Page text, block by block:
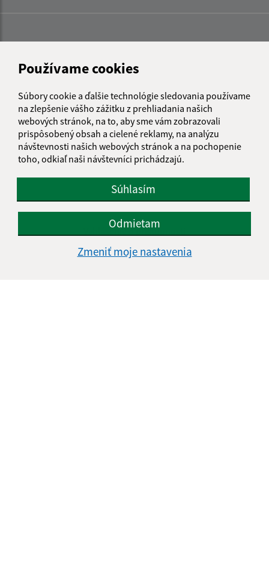
Používame cookies
Súbory cookie a ďalšie technológie sledovania používame
na zlepšenie vášho zážitku z prehliadania našich
webových stránok, na to, aby sme vám zobrazovali
prispôsobený obsah a cielené reklamy, na analýzu
návštevnosti našich webových stránok a na pochopenie
toho, odkiaľ naši návštevníci prichádzajú.
Súhlasím
Odmietam
Zmeniť moje nastavenia
Vyhlásenie o prístupnosti
Autorské práva
Ochrana osobných údajov